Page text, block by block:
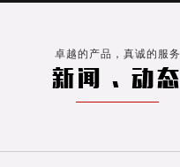
卓越的产品，真诚的服务
新闻 . 动态